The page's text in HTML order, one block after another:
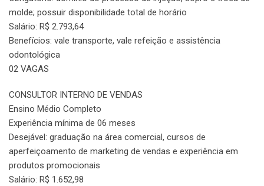
molde; possuir disponibilidade total de horário
Salário: R$ 2.793,64
Benefícios: vale transporte, vale refeição e assistência
odontológica
02 VAGAS
CONSULTOR INTERNO DE VENDAS
Ensino Médio Completo
Experiência mínima de 06 meses
Desejável: graduação na área comercial, cursos de
aperfeiçoamento de marketing de vendas e experiência em
produtos promocionais
Salário: R$ 1.652,98